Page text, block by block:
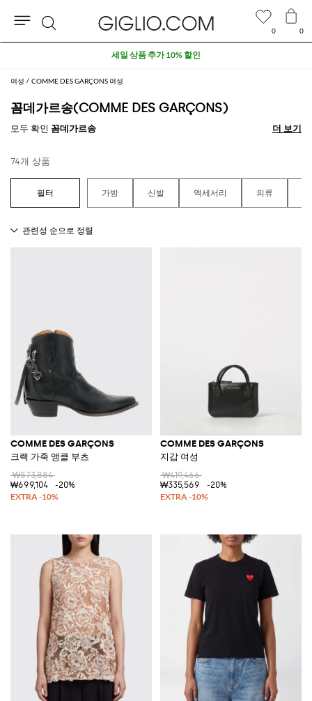
여성 COMME DES GARÇONS 여성
꼼데가르송(COMME DES GARÇONS)
모두 확인 꼼데가르송 더 보기
더 보기
74개 상품
가방 신발 액세서리 의류
COMME DES GARÇONS
크랙 가죽 앵클 부츠
₩873,884
₩699,104
-20%
COMME DES GARÇONS
지갑 여성
₩419,466
₩335,569
-20%
0 0
검
세일 상품 추가 10% 할인